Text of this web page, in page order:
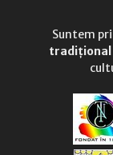
Suntem
tradițional